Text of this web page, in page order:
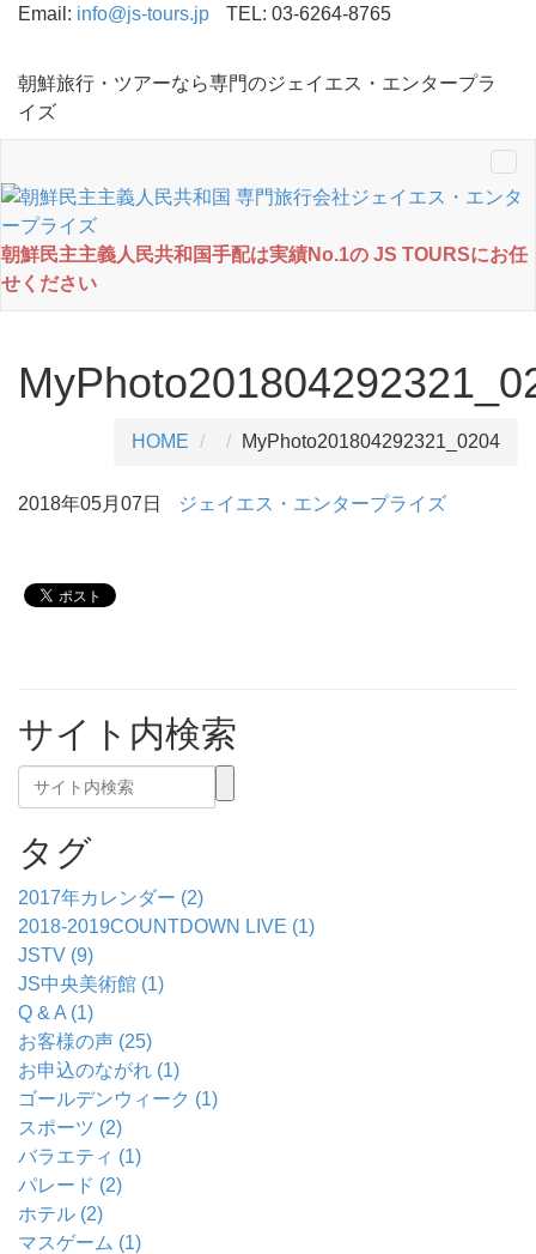
Email: info@js-tours.jp TEL: 03-6264-8765
朝鮮旅行・ツアーなら専門のジェイエス・エンタープラ
イズ
朝鮮民主主義人民共和国手配は実績No.1の JS TOURSにお任
せください
HOME MyPhoto201804292321_0204
2018年05月07日 ジェイエス・エンタープライズ
サイト内検索
タグ
2017年カレンダー (2)
2018-2019COUNTDOWN LIVE (1)
JSTV (9)
JS中央美術館 (1)
Q & A (1)
お客様の声 (25)
お申込のながれ (1)
ゴールデンウィーク (1)
スポーツ (2)
バラエティ (1)
パレード (2)
ホテル (2)
マスゲーム (1)